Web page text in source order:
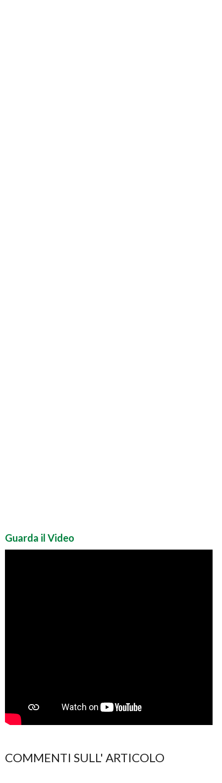
Guarda il Video
COMMENTI SULL' ARTICOLO